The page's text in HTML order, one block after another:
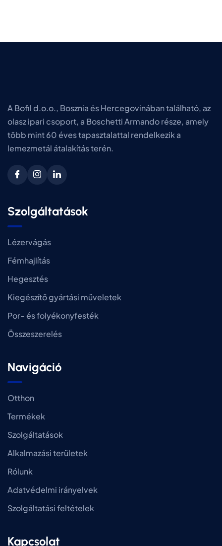
A Bofil d.o.o., Bosznia és Hercegovinában található, az
olasz ipari csoport, a Boschetti Armando része, amely
több mint 60 éves tapasztalattal rendelkezik a
lemezmetál átalakítás terén.
Szolgáltatások
Lézervágás
Fémhajlítás
Hegesztés
Kiegészítő gyártási műveletek
Por- és folyékonyfesték
Összeszerelés
Navigáció
Otthon
Termékek
Szolgáltatások
Alkalmazási területek
Rólunk
Adatvédelmi irányelvek
Szolgáltatási feltételek
Kapcsolat